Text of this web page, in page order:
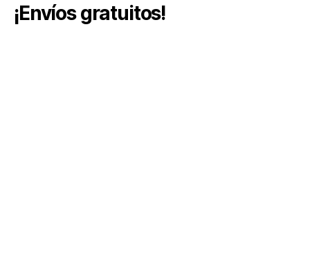
¡Envíos gratuitos!